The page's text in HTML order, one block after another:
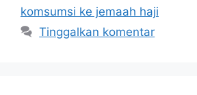
komsumsi ke jemaah haji
Tinggalkan komentar